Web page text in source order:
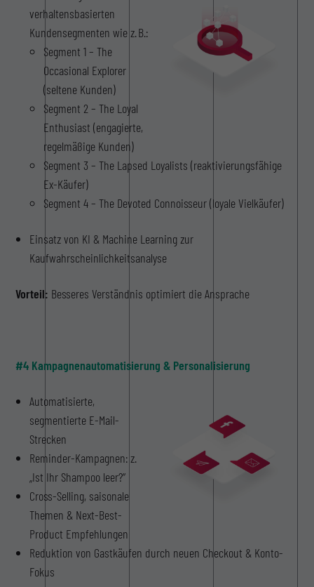
verhaltensbasierten
Kundensegmenten wie z. B.:
Segment 1 – The
Occasional Explorer
(seltene Kunden)
Segment 2 – The Loyal
Enthusiast (engagierte,
regelmäßige Kunden)
Segment 3 – The Lapsed Loyalists (reaktivierungsfähige
Ex-Käufer)
Segment 4 – The Devoted Connoisseur (loyale Vielkäufer)
Einsatz von KI & Machine Learning zur
Kaufwahrscheinlichkeitsanalyse
Vorteil: Besseres Verständnis optimiert die Ansprache
#4 Kampagnenautomatisierung & Personalisierung
Automatisierte,
segmentierte E-Mail-
Strecken
Reminder-Kampagnen: z.
„Ist Ihr Shampoo leer?“
Cross-Selling, saisonale
Themen & Next-Best-
Product Empfehlungen
Reduktion von Gastkäufen durch neuen Checkout & Konto-
Fokus